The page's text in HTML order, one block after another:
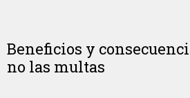
Beneficios y
no las multas